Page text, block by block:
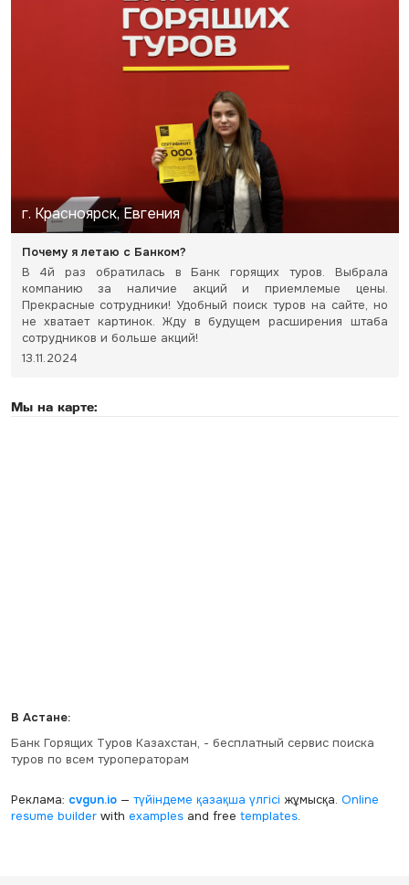
г. Красноярск, Евгения
Почему я летаю с Банком?
В 4й раз обратилась в Банк горящих туров. Выбрала
компанию за наличие акций и приемлемые цены.
Прекрасные сотрудники! Удобный поиск туров на сайте, но
не хватает картинок. Жду в будущем расширения штаба
сотрудников и больше акций!
13.11.2024
Мы на карте:
В Астане:
Банк Горящих Туров Казахстан, - бесплатный сервис поиска
туров по всем туроператорам
Реклама: cvgun.io— түйіндеме қазақша үлгісі жұмысқа. Online
resume builderwith examplesand free templates.